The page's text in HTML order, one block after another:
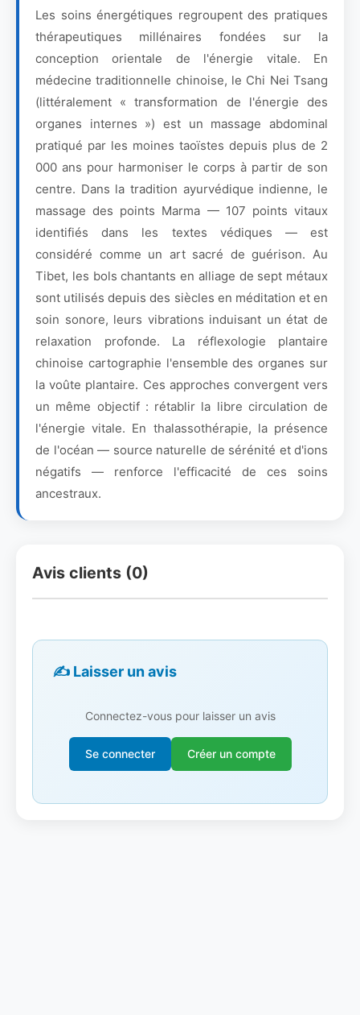
Les soins énergétiques regroupent des pratiques
thérapeutiques millénaires fondées sur la
conception orientale de l'énergie vitale. En
médecine traditionnelle chinoise, le Chi Nei Tsang
(littéralement « transformation de l'énergie des
organes internes ») est un massage abdominal
pratiqué par les moines taoïstes depuis plus de 2
000 ans pour harmoniser le corps à partir de son
centre. Dans la tradition ayurvédique indienne, le
massage des points Marma — 107 points vitaux
identifiés dans les textes védiques — est
considéré comme un art sacré de guérison. Au
Tibet, les bols chantants en alliage de sept métaux
sont utilisés depuis des siècles en méditation et en
soin sonore, leurs vibrations induisant un état de
relaxation profonde. La réflexologie plantaire
chinoise cartographie l'ensemble des organes sur
la voûte plantaire. Ces approches convergent vers
un même objectif : rétablir la libre circulation de
l'énergie vitale. En thalassothérapie, la présence
de l'océan — source naturelle de sérénité et d'ions
négatifs — renforce l'efficacité de ces soins
ancestraux.
Avis clients (0)
✍️ Laisser un avis
Connectez-vous pour laisser un avis
Se connecter Créer un compte